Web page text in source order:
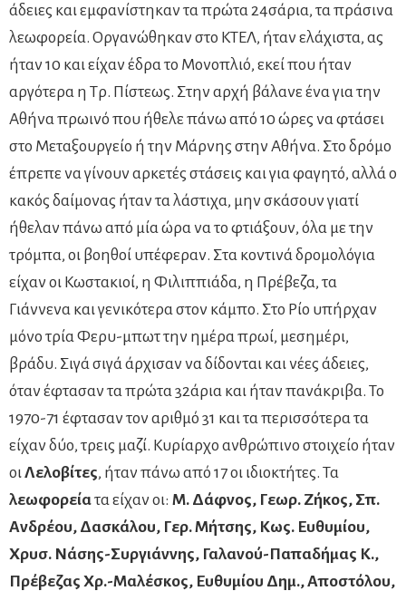
άδειες και εμφανίστηκαν τα πρώτα 24σάρια, τα πράσινα
λεωφορεία. Οργανώθηκαν στο ΚΤΕΛ, ήταν ελάχιστα, ας
ήταν 10 και είχαν έδρα το Μονοπλιό, εκεί που ήταν
αργότερα η Τρ. Πίστεως. Στην αρχή βάλανε ένα για την
Αθήνα πρωινό που ήθελε πάνω από 10 ώρες να φτάσει
στο Μεταξουργείο ή την Μάρνης στην Αθήνα. Στο δρόμο
έπρεπε να γίνουν αρκετές στάσεις και για φαγητό, αλλά ο
κακός δαίμονας ήταν τα λάστιχα, μην σκάσουν γιατί
ήθελαν πάνω από μία ώρα να το φτιάξουν, όλα με την
τρόμπα, οι βοηθοί υπέφεραν. Στα κοντινά δρομολόγια
είχαν οι Κωστακιοί, η Φιλιππιάδα, η Πρέβεζα, τα
Γιάννενα και γενικότερα στον κάμπο. Στο Ρίο υπήρχαν
μόνο τρία Φερυ-μπωτ την ημέρα πρωί, μεσημέρι,
βράδυ. Σιγά σιγά άρχισαν να δίδονται και νέες άδειες,
όταν έφτασαν τα πρώτα 32άρια και ήταν πανάκριβα. Το
1970-71 έφτασαν τον αριθμό 31 και τα περισσότερα τα
είχαν δύο, τρεις μαζί. Κυρίαρχο ανθρώπινο στοιχείο ήταν
οιΛελοβίτες, ήταν πάνω από 17 οι ιδιοκτήτες. Τα
λεωφορείατα είχαν οι: Μ. Δάφνος, Γεωρ. Ζήκος, Σπ.
Ανδρέου, Δασκάλου, Γερ. Μήτσης, Κως. Ευθυμίου,
Χρυσ. Νάσης-Συργιάννης, Γαλανού-Παπαδήμας Κ.,
Πρέβεζας Χρ.-Μαλέσκος, Ευθυμίου Δημ., Αποστόλου,